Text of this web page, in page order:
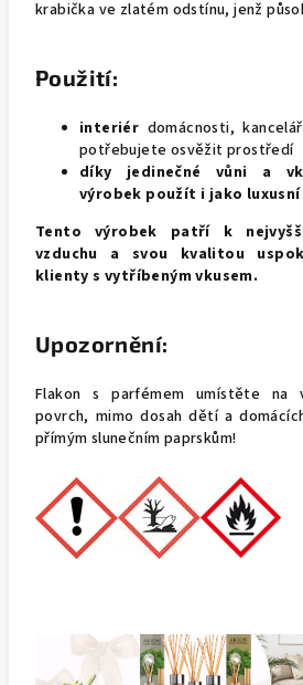
krabička ve zlatém odstínu, jenž
Použití:
interiér domácnosti,
potřebujete osvěžit prostředí
díky jedinečné vůni a
výrobek použít i jako
Tento výrobek patří k
vzduchu a svou kvalitou
klienty s vytříbeným vkusem.
Upozornění:
Flakon s parfémem umístěte na
povrch, mimo dosah dětí a
přímým slunečním paprskům!